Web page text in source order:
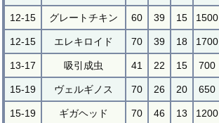
12-15 グレートチキン 60 39 15 1500
12-15 エレキロイド 70 39 18 1700
13-17 吸引成虫 41 22 15 700
15-19 ヴェルギノス 70 26 20 650
15-19 ギガヘッド 70 46 13 1200